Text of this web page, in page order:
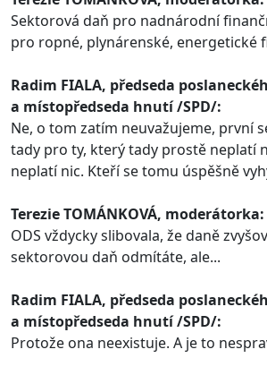
Sektorová daň pro nadnárodní
pro ropné, plynárenské, energetické
Radim FIALA, předseda
a místopředseda hnutí /SPD/:
Ne, o tom zatím neuvažujeme, první
tady pro ty, který tady prostě neplatí
neplatí nic. Kteří se tomu úspěšně
Terezie TOMÁNKOVÁ, moderátorka:
ODS vždycky slibovala, že daně
sektorovou daň odmítáte, ale...
Radim FIALA, předseda
a místopředseda hnutí /SPD/:
Protože ona neexistuje. A je to